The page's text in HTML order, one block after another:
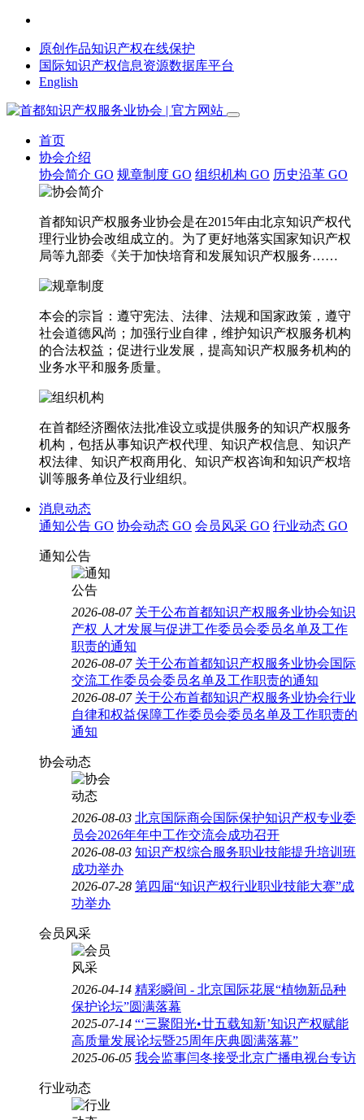
原创作品知识产权在线保护
国际知识产权信息资源数据库平台
English
首页
协会介绍
协会简介 GO 规章制度 GO 组织机构 GO 历史沿革 GO
首都知识产权服务业协会是在2015年由北京知识产权代
理行业协会改组成立的。为了更好地落实国家知识产权
局等九部委《关于加快培育和发展知识产权服务……
本会的宗旨：遵守宪法、法律、法规和国家政策，遵守
社会道德风尚；加强行业自律，维护知识产权服务机构
的合法权益；促进行业发展，提高知识产权服务机构的
业务水平和服务质量。
在首都经济圈依法批准设立或提供服务的知识产权服务
机构，包括从事知识产权代理、知识产权信息、知识产
权法律、知识产权商用化、知识产权咨询和知识产权培
训等服务单位及行业组织。
消息动态
通知公告 GO 协会动态 GO 会员风采 GO 行业动态 GO
通知公告
2026-08-07 关于公布首都知识产权服务业协会知识
产权 人才发展与促进工作委员会委员名单及工作
职责的通知
2026-08-07 关于公布首都知识产权服务业协会国际
交流工作委员会委员名单及工作职责的通知
2026-08-07 关于公布首都知识产权服务业协会行业
自律和权益保障工作委员会委员名单及工作职责的
通知
协会动态
2026-08-03 北京国际商会国际保护知识产权专业委
员会2026年年中工作交流会成功召开
2026-08-03 知识产权综合服务职业技能提升培训班
成功举办
2026-07-28 第四届“知识产权行业职业技能大赛”成
功举办
会员风采
2026-04-14 精彩瞬间 - 北京国际花展“植物新品种
保护论坛”圆满落幕
2025-07-14 “‘三聚阳光•廿五载知新’知识产权赋能
高质量发展论坛暨25周年庆典圆满落幕”
2025-06-05 我会监事闫冬接受北京广播电视台专访
行业动态